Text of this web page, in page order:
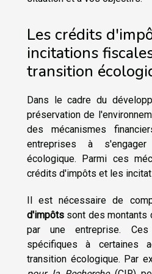
Les crédits
incitations
transition
Dans le cadre du
préservation de
des mécanismes
entreprises à
écologique. Parmi ces
crédits d'impôts et les
Il est nécessaire de
d'impôts sont des montants
par une entreprise.
spécifiques à certaines
transition écologique. Par